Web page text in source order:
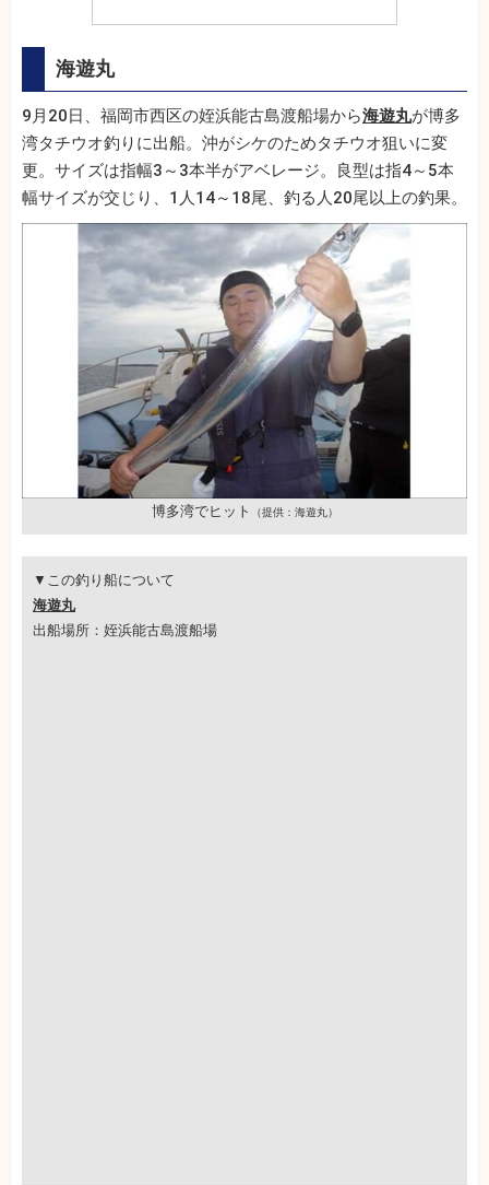
海遊丸
9月20日、福岡市西区の姪浜能古島渡船場から海遊丸が博多
湾タチウオ釣りに出船。沖がシケのためタチウオ狙いに変
更。サイズは指幅3～3本半がアベレージ。良型は指4～5本
幅サイズが交じり、1人14～18尾、釣る人20尾以上の釣果。
博多湾でヒット （提供：海遊丸）
▼この釣り船について
海遊丸
出船場所：姪浜能古島渡船場